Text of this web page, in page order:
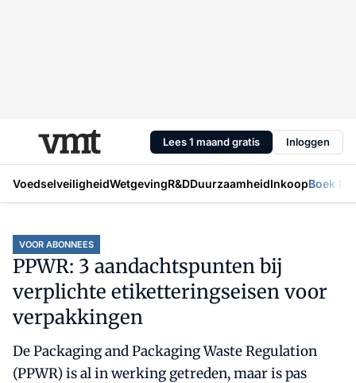
Lees 1 maand gratis Inloggen
VoedselveiligheidWetgevingR&DDuurzaamheidInkoopBoek
VOOR ABONNEES
PPWR: 3 aandachtspunten bij
verplichte etiketteringseisen voor
verpakkingen
De Packaging and Packaging Waste Regulation
(PPWR) is al in werking getreden, maar is pas